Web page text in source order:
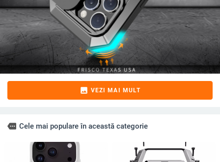
image VEZI MAI MULT
more Cele mai populare în această categorie